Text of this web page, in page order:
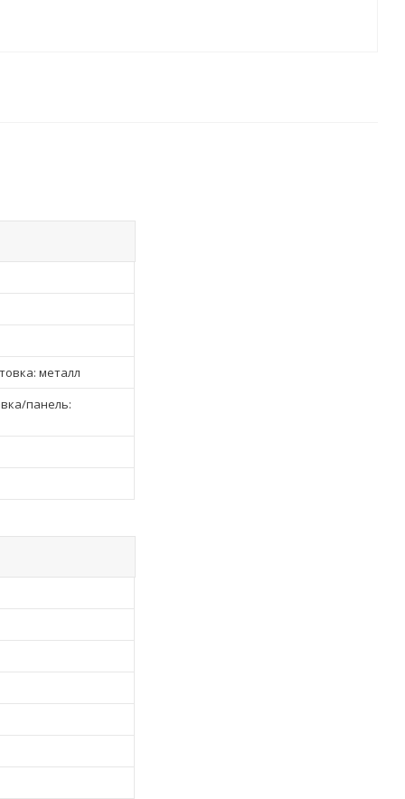
металл
панель: